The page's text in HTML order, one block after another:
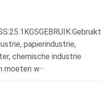
papierindustrie,
chemische industrie
w···